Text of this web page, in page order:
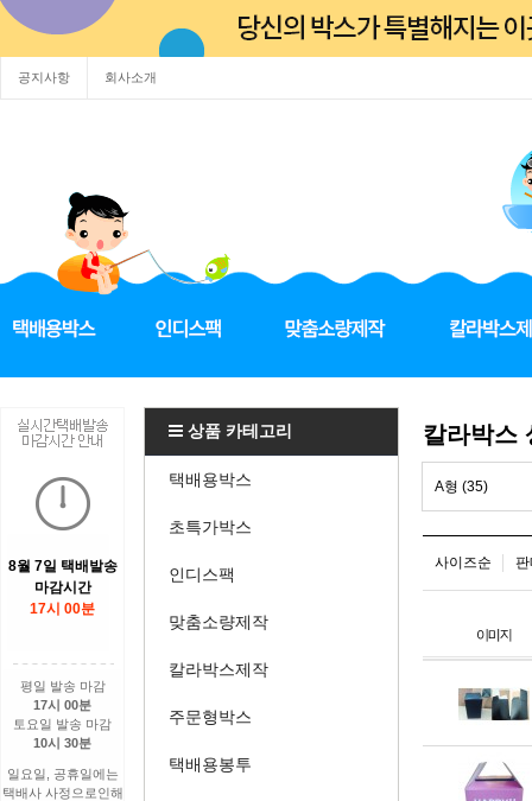
공지사항 회사소개
8월 7일 택배발송
마감시간
17시 00분
평일 발송 마감
17시 00분
토요일 발송 마감
10시 30분
일요일, 공휴일에는
택배사 사정으로인해
상품 카테고리
택배용박스
초특가박스
인디스팩
맞춤소량제작
칼라박스제작
주문형박스
택배용봉투
칼라박스
A형 (35)
사이즈순